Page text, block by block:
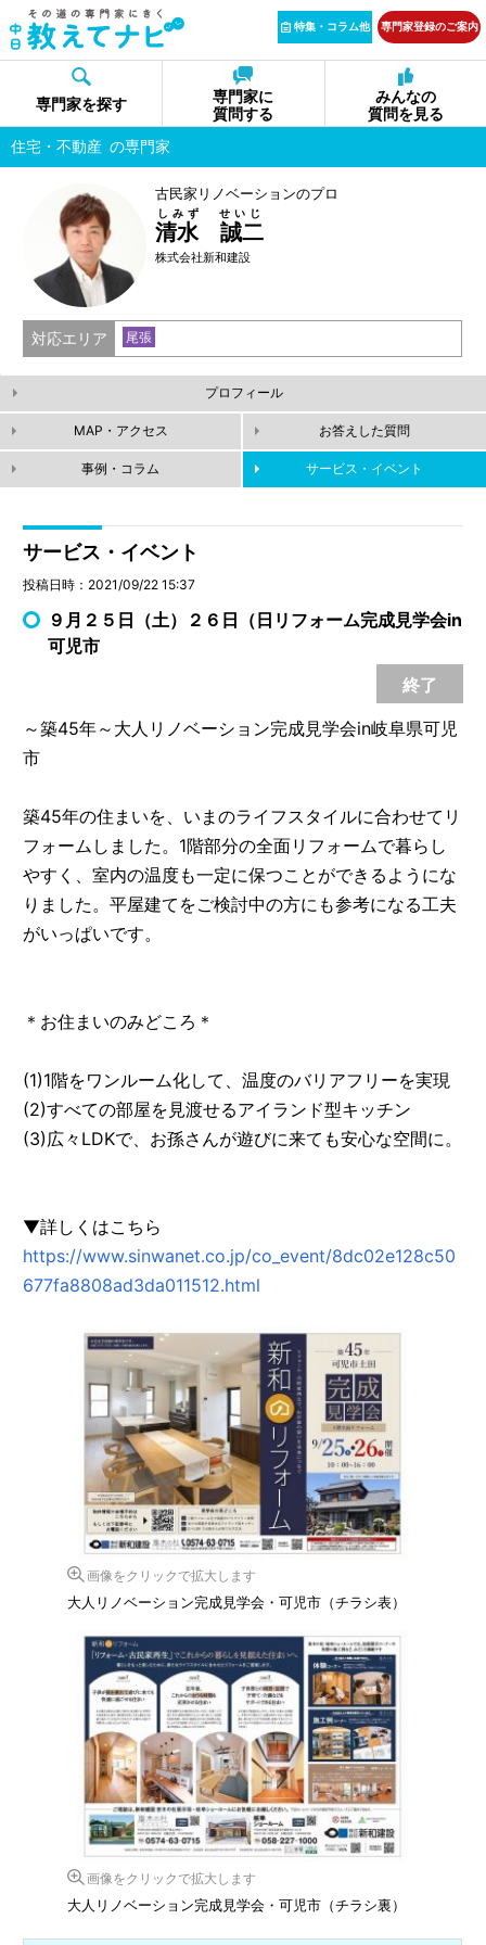
特集・コラム他 専門家登録のご案内
専門家を探す
専門家に
質問する
みんなの
質問を見る
住宅・不動産 の専門家
古民家リノベーションのプロ
清水 誠二
しみず せいじ
株式会社新和建設
対応エリア 尾張
プロフィール
MAP・アクセス お答えした質問
事例・コラム サービス・イベント
サービス・イベント
投稿日時：2021/09/22 15:37
９月２５日（土）２６日（日リフォーム完成見学会in
可児市
終了
～築45年～大人リノベーション完成見学会in岐阜県可児
市
築45年の住まいを、いまのライフスタイルに合わせてリ
フォームしました。1階部分の全面リフォームで暮らし
やすく、室内の温度も一定に保つことができるようにな
りました。平屋建てをご検討中の方にも参考になる工夫
がいっぱいです。
＊お住まいのみどころ＊
(1)1階をワンルーム化して、温度のバリアフリーを実現
(2)すべての部屋を見渡せるアイランド型キッチン
(3)広々LDKで、お孫さんが遊びに来ても安心な空間に。
▼詳しくはこちら
https://www.sinwanet.co.jp/co_event/8dc02e128c50
677fa8808ad3da011512.html
画像をクリックで拡大します
大人リノベーション完成見学会・可児市（チラシ表）
画像をクリックで拡大します
大人リノベーション完成見学会・可児市（チラシ裏）